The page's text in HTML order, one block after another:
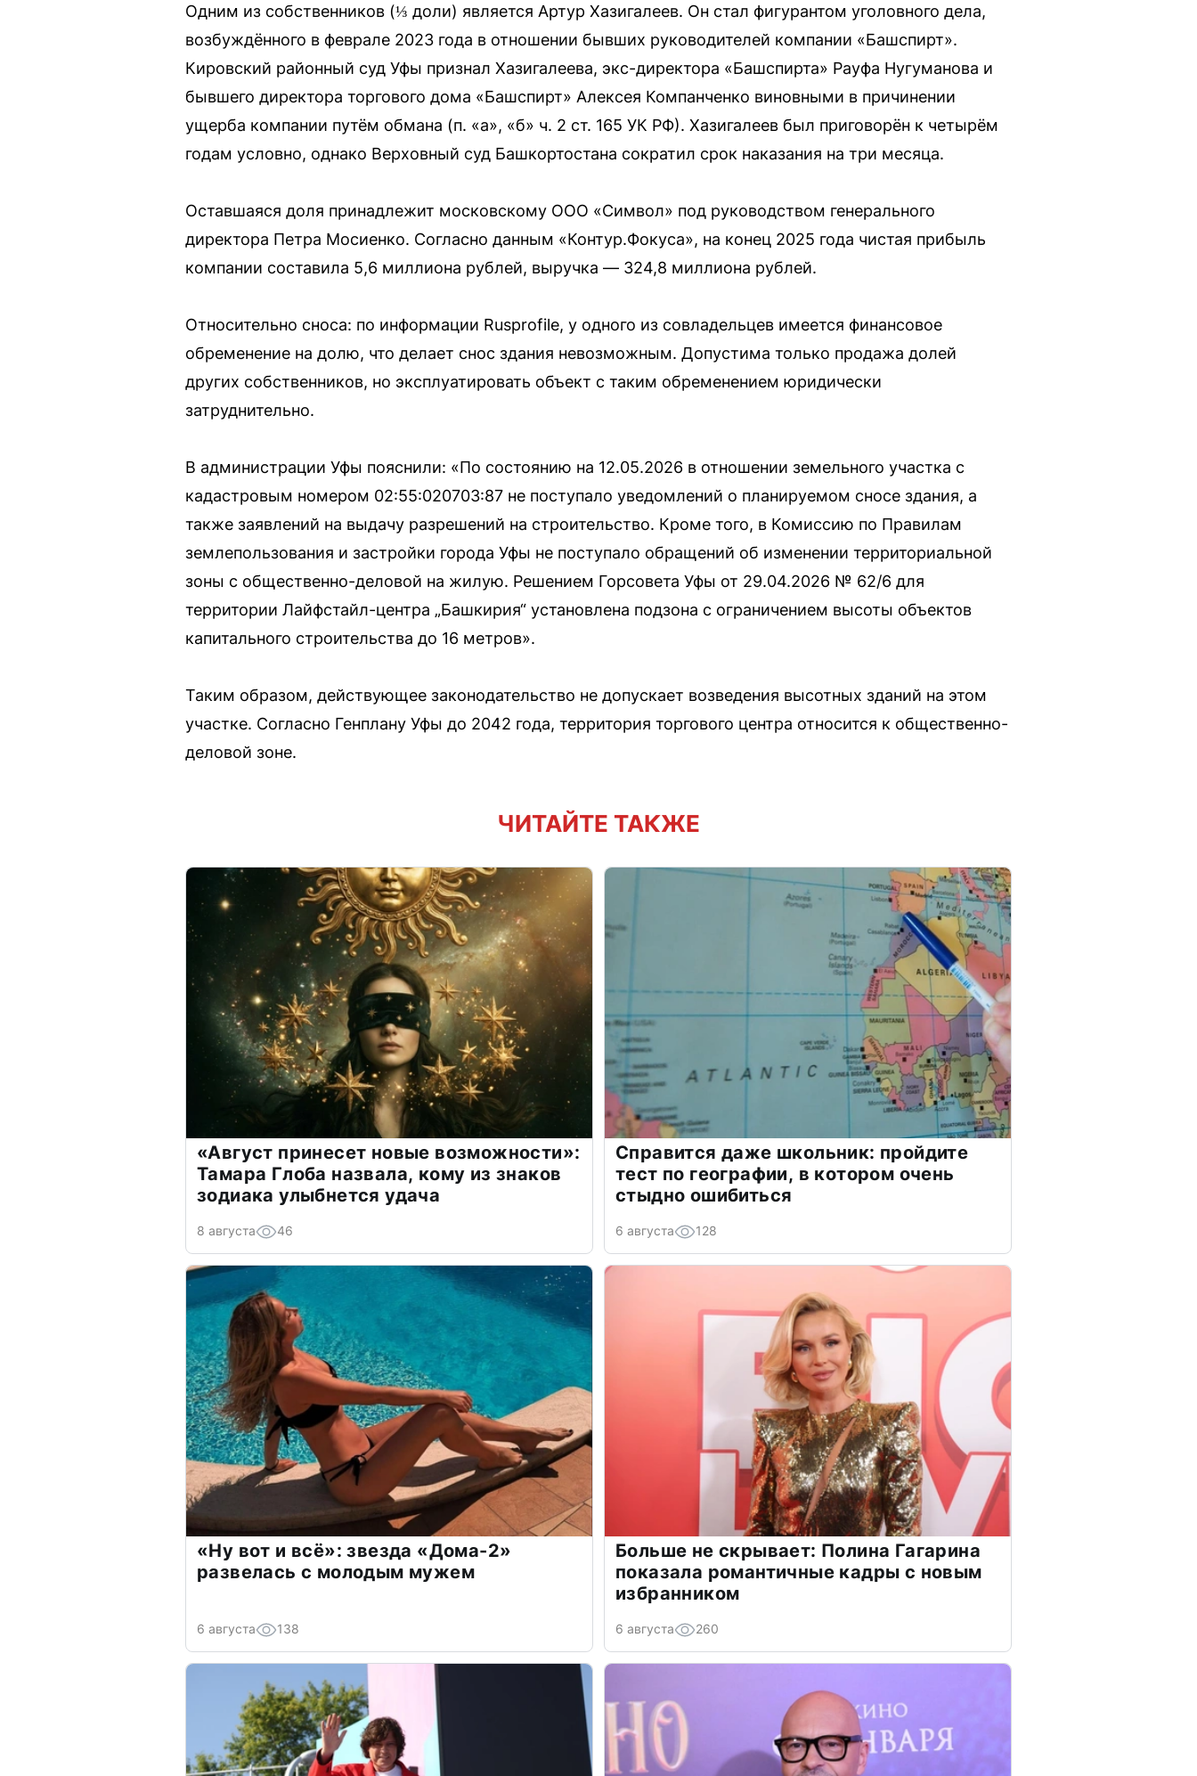
Одним из собственников (⅓ доли) является Артур Хазигалеев. Он стал фигурантом уголовного дела,
возбуждённого в феврале 2023 года в отношении бывших руководителей компании «Башспирт».
Кировский районный суд Уфы признал Хазигалеева, экс-директора «Башспирта» Рауфа Нугуманова и
бывшего директора торгового дома «Башспирт» Алексея Компанченко виновными в причинении
ущерба компании путём обмана (п. «а», «б» ч. 2 ст. 165 УК РФ). Хазигалеев был приговорён к четырём
годам условно, однако Верховный суд Башкортостана сократил срок наказания на три месяца.
Оставшаяся доля принадлежит московскому ООО «Символ» под руководством генерального
директора Петра Мосиенко. Согласно данным «Контур.Фокуса», на конец 2025 года чистая прибыль
компании составила 5,6 миллиона рублей, выручка — 324,8 миллиона рублей.
Относительно сноса: по информации Rusprofile, у одного из совладельцев имеется финансовое
обременение на долю, что делает снос здания невозможным. Допустима только продажа долей
других собственников, но эксплуатировать объект с таким обременением юридически
затруднительно.
В администрации Уфы пояснили: «По состоянию на 12.05.2026 в отношении земельного участка с
кадастровым номером 02:55:020703:87 не поступало уведомлений о планируемом сносе здания, а
также заявлений на выдачу разрешений на строительство. Кроме того, в Комиссию по Правилам
землепользования и застройки города Уфы не поступало обращений об изменении территориальной
зоны с общественно-деловой на жилую. Решением Горсовета Уфы от 29.04.2026 № 62/6 для
территории Лайфстайл-центра „Башкирия“ установлена подзона с ограничением высоты объектов
капитального строительства до 16 метров».
Таким образом, действующее законодательство не допускает возведения высотных зданий на этом
участке. Согласно Генплану Уфы до 2042 года, территория торгового центра относится к общественно-
деловой зоне.
ЧИТАЙТЕ ТАКЖЕ
«Август принесет новые возможности»:
Тамара Глоба назвала, кому из знаков
зодиака улыбнется удача
8 августа 46
Справится даже школьник: пройдите
тест по географии, в котором очень
стыдно ошибиться
6 августа 128
«Ну вот и всё»: звезда «Дома-2»
развелась с молодым мужем
6 августа 138
Больше не скрывает: Полина Гагарина
показала романтичные кадры с новым
избранником
6 августа 260